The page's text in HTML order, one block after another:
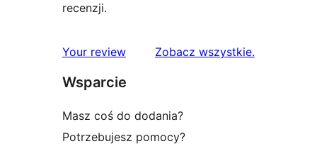
recenzji.
Your review Zobacz wszystkierecenzje
.
Wsparcie
Masz coś do dodania?
Potrzebujesz pomocy?